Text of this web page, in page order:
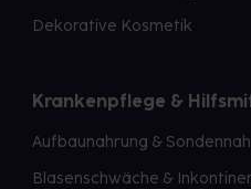
Dekorative Kosmetik
Krankenpflege &
Aufbaunahrung &
Blasenschwäche &